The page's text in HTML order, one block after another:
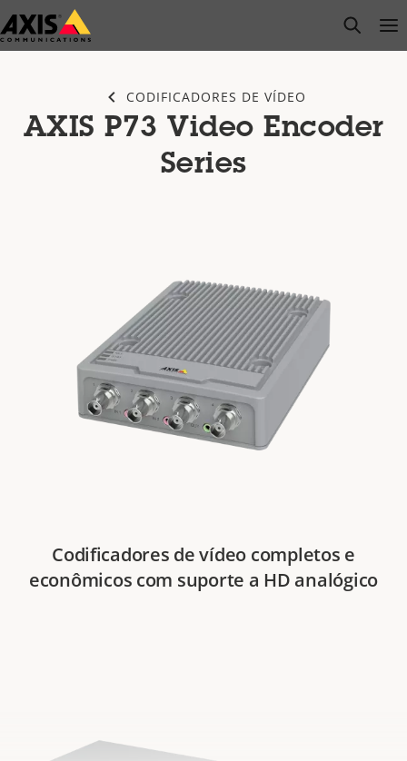
Pular
para
open
CODIFICADORES DE VÍDEO
AXIS P73 Video Encoder
Series
Codificadores de vídeo completos e
econômicos com suporte a HD analógico